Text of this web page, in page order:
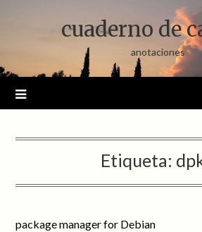
cuaderno de
anotaciones
Etiqueta:
package manager for Debian